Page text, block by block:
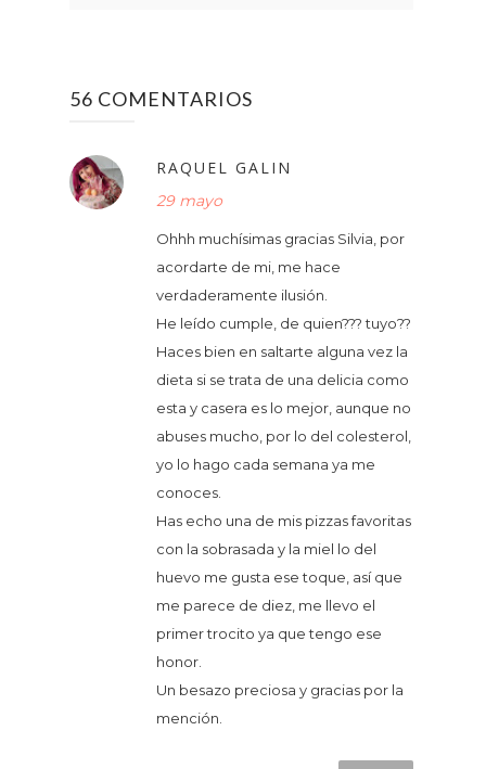
56 COMENTARIOS
RAQUEL GALIN
29 mayo
Ohhh muchísimas gracias Silvia, por
acordarte de mi, me hace
verdaderamente ilusión.
He leído cumple, de quien??? tuyo??
Haces bien en saltarte alguna vez la
dieta si se trata de una delicia como
esta y casera es lo mejor, aunque no
abuses mucho, por lo del colesterol,
yo lo hago cada semana ya me
conoces.
Has echo una de mis pizzas favoritas
con la sobrasada y la miel lo del
huevo me gusta ese toque, así que
me parece de diez, me llevo el
primer trocito ya que tengo ese
honor.
Un besazo preciosa y gracias por la
mención.